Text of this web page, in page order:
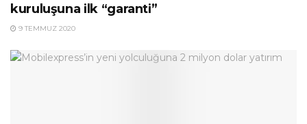
kuruluşuna ilk “garanti”
9 TEMMUZ 2020